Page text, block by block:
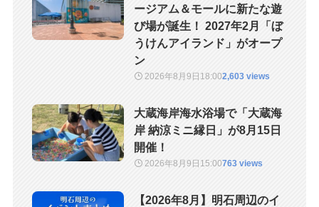
ージアム＆モールに新たな遊
び場が誕生！ 2027年2月「ぼ
うけんアイランド」がオープ
ン
2026年8月9日 18:002,603 views
大蔵海岸海水浴場で「大蔵海
岸 納涼ミニ縁日」が8月15日
開催！
2026年8月9日 15:00763 views
【2026年8月】明石周辺のイ